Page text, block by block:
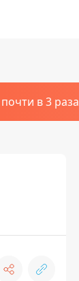
в 3 раза